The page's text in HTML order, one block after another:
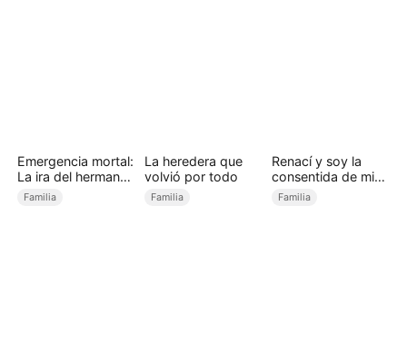
Emergencia mortal:
La ira del hermano
(Doblado)
Familia
La heredera que
volvió por todo
Familia
Renací y soy la
consentida de mi
hermano heredero
Familia